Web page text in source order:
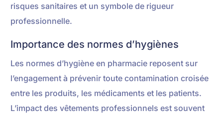
risques sanitaires et un symbole de rigueur
professionnelle.
Importance des normes d’hygiènes
Les normes d’hygiène en pharmacie reposent sur
l’engagement à prévenir toute contamination croisée
entre les produits, les médicaments et les patients.
L’impact des vêtements professionnels est souvent